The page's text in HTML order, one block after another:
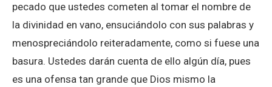
pecado que ustedes cometen al tomar el nombre de
la divinidad en vano, ensuciándolo con sus palabras y
menospreciándolo reiteradamente, como si fuese una
basura. Ustedes darán cuenta de ello algún día, pues
es una ofensa tan grande que Dios mismo la